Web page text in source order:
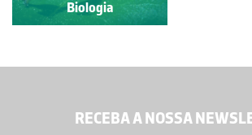
Biologia
RECEBA A NOSSA